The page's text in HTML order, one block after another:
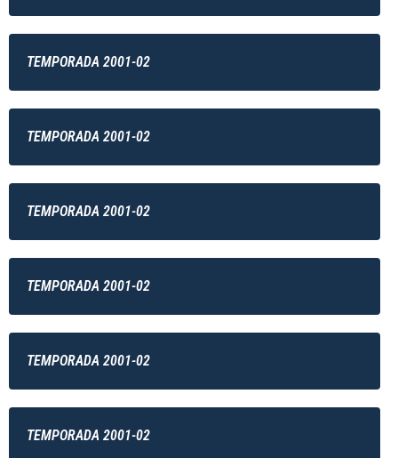
TEMPORADA 2001-02
TEMPORADA 2001-02
TEMPORADA 2001-02
TEMPORADA 2001-02
TEMPORADA 2001-02
TEMPORADA 2001-02